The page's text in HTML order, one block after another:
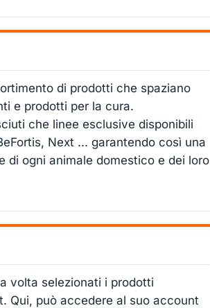
di prodotti che spaziano
e prodotti per la cura.
che linee esclusive disponibili
Next ... garantendo così una
di ogni animale domestico e dei loro
volta selezionati i prodotti
Qui, può accedere al suo account